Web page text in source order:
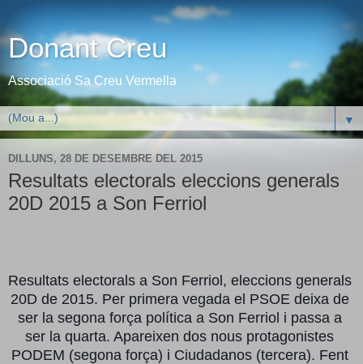
Donant Creu
Associació Sa Creu Vermella
▼
DILLUNS, 28 DE DESEMBRE DEL 2015
Resultats electorals eleccions generals
20D 2015 a Son Ferriol
Resultats electorals a Son Ferriol, eleccions generals
20D de 2015. Per primera vegada el PSOE deixa de
ser la segona força política a Son Ferriol i passa a
ser la quarta. Apareixen dos nous protagonistes
PODEM (segona força) i Ciudadanos (tercera). Fent